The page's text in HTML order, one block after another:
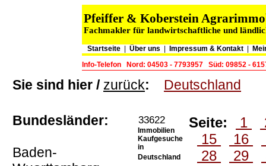
Pfeiffer & Koberstein
Fachmakler für landwirtschaftliche und
Startseite Über uns Impressum & Kontakt
Info-Telefon
Nord: 04503 - 7793957 Süd: 09852 -
Sie sind hier / zurück: Deutschland
Bundesländer:
Baden-
33622
Immobilien
Kaufgesuche
in
Deutschland
Seite: 1
15
16
28
29